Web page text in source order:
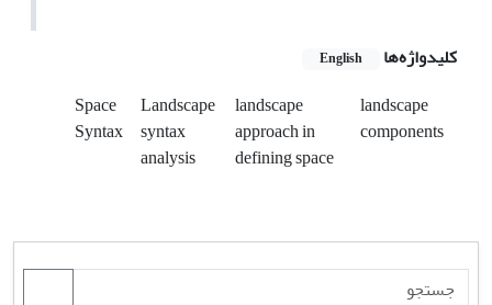
کلیدواژه‌ها English
Space
Syntax
Landscape
syntax
analysis
landscape
approach in
defining space
landscape
components